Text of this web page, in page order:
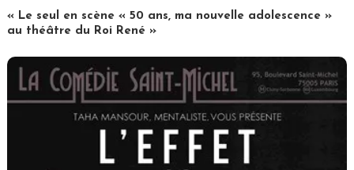
Cilia
« Le seul en scène « 50 ans, ma nouvelle adolescence »
au théâtre du Roi René »